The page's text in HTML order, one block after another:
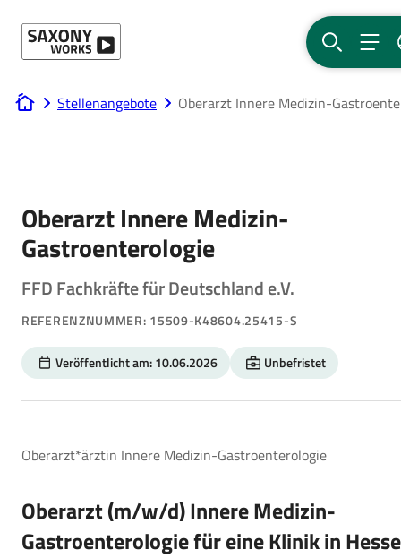
SUCHE
www.saxony-works.com
Stellenangebote Oberarzt Innere Medizin-
Oberarzt Innere Medizin-
Gastroenterologie
FFD Fachkräfte für Deutschland e.V.
REFERENZNUMMER: 15509-K48604.25415-S
Veröffentlicht am: 10.06.2026 Unbefristet
Oberarzt*ärztin Innere Medizin-Gastroenterologie
Oberarzt (m/w/d) Innere Medizin-
Gastroenterologie für eine Klinik in